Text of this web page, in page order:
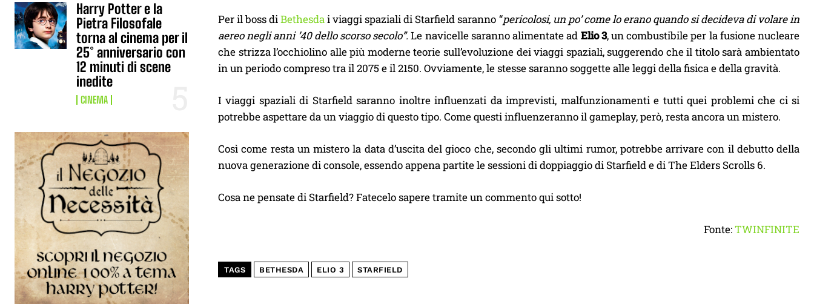
Harry Potter e la
Pietra Filosofale
torna al cinema per il
25° anniversario con
12 minuti di scene
inedite
CINEMA
Per il boss diBethesdai viaggi spaziali di Starfield saranno “pericolosi, un po’ come lo erano quando si decideva di volare in
aereo negli anni ’40 dello scorso secolo”.Le navicelle saranno alimentate ad Elio 3, un combustibile per la fusione nucleare
che strizza l’occhiolino alle più moderne teorie sull’evoluzione dei viaggi spaziali, suggerendo che il titolo sarà ambientato
in un periodo compreso tra il 2075 e il 2150. Ovviamente, le stesse saranno soggette alle leggi della fisica e della gravità.
I viaggi spaziali di Starfield saranno inoltre influenzati da imprevisti, malfunzionamenti e tutti quei problemi che ci si
potrebbe aspettare da un viaggio di questo tipo. Come questi influenzeranno il gameplay, però, resta ancora un mistero.
Così come resta un mistero la data d’uscita del gioco che, secondo gli ultimi rumor, potrebbe arrivare con il debutto della
nuova generazione di console, essendo appena partite le sessioni di doppiaggio di Starfield e di The Elders Scrolls 6.
Cosa ne pensate di Starfield? Fatecelo sapere tramite un commento qui sotto!
Fonte:TWINFINITE
TAGS BETHESDA ELIO 3 STARFIELD